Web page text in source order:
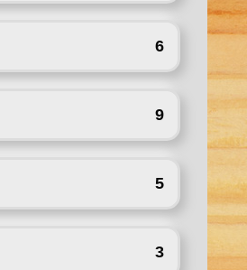
6
9
5
3